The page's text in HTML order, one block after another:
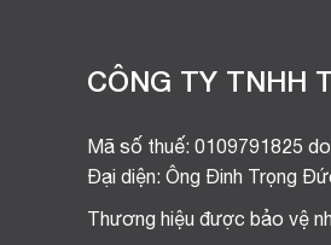
CÔNG TY TNHH
Mã số thuế: 0109791825
Đại diện: Ông Đinh Trọng
Thương hiệu được bảo vệ